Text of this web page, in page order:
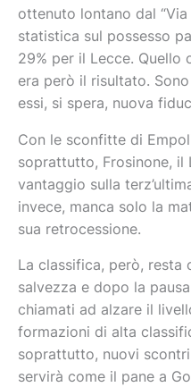
ottenuto lontano dal “Via
statistica sul possesso
29% per il Lecce.
era però il risultato.
essi, si spera, nuova
Con le sconfitte di
soprattutto, Frosinone, il
vantaggio sulla
invece, manca solo la
sua retrocessione.
La classifica, però, resta
salvezza e dopo la
chiamati ad alzare il
formazioni di alta
soprattutto, nuovi
servirà come il pane a